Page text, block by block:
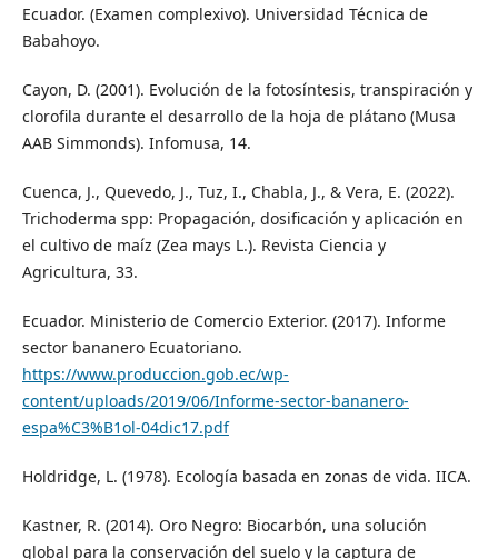
Ecuador. (Examen complexivo). Universidad Técnica de
Babahoyo.
Cayon, D. (2001). Evolución de la fotosíntesis, transpiración y
clorofila durante el desarrollo de la hoja de plátano (Musa
AAB Simmonds). Infomusa, 14.
Cuenca, J., Quevedo, J., Tuz, I., Chabla, J., & Vera, E. (2022).
Trichoderma spp: Propagación, dosificación y aplicación en
el cultivo de maíz (Zea mays L.). Revista Ciencia y
Agricultura, 33.
Ecuador. Ministerio de Comercio Exterior. (2017). Informe
sector bananero Ecuatoriano.
https://www.produccion.gob.ec/wp-
content/uploads/2019/06/Informe-sector-bananero-
espa%C3%B1ol-04dic17.pdf
Holdridge, L. (1978). Ecología basada en zonas de vida. IICA.
Kastner, R. (2014). Oro Negro: Biocarbón, una solución
global para la conservación del suelo y la captura de